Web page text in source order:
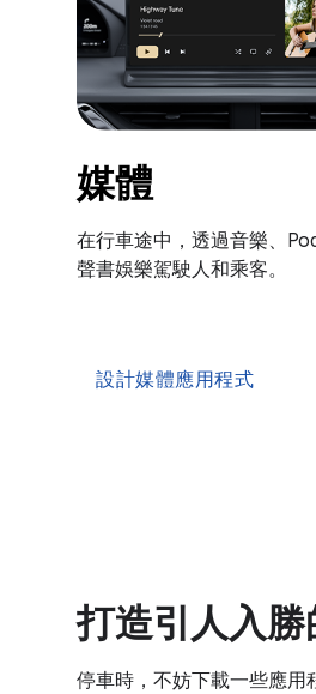
媒體
在行車途中，透過音樂、
聲書娛樂駕駛人和乘客。
設計媒體應用程式
打造引人入
停車時，不妨下載一些應用